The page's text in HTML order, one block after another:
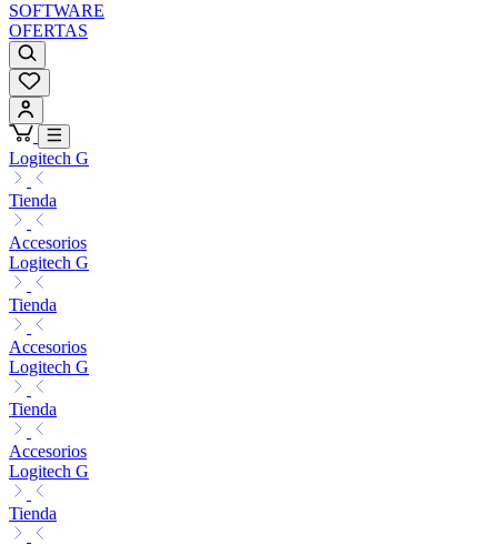
SOFTWARE
OFERTAS
Logitech G
Tienda
Accesorios
Logitech G
Tienda
Accesorios
Logitech G
Tienda
Accesorios
Logitech G
Tienda